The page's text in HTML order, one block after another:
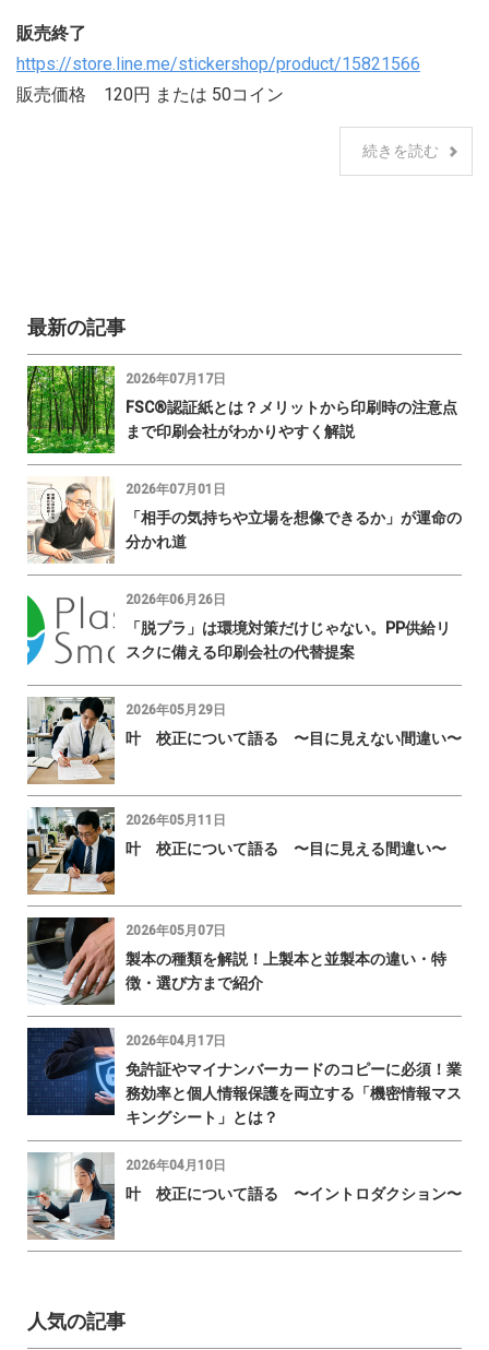
販売終了
https://store.line.me/stickershop/product/15821566
販売価格 120円 または 50コイン
続きを読む
最新の記事
2026年07月17日
FSC®認証紙とは？メリットから印刷時の注意点
まで印刷会社がわかりやすく解説
2026年07月01日
「相手の気持ちや立場を想像できるか」が運命の
分かれ道
2026年06月26日
「脱プラ」は環境対策だけじゃない。PP供給リ
スクに備える印刷会社の代替提案
2026年05月29日
叶 校正について語る 〜目に見えない間違い〜
2026年05月11日
叶 校正について語る 〜目に見える間違い〜
2026年05月07日
製本の種類を解説！上製本と並製本の違い・特
徴・選び方まで紹介
2026年04月17日
免許証やマイナンバーカードのコピーに必須！業
務効率と個人情報保護を両立する「機密情報マス
キングシート」とは？
2026年04月10日
叶 校正について語る 〜イントロダクション〜
人気の記事